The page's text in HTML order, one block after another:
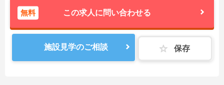
無料 この求人に問い合わせる
施設見学のご相談 保存